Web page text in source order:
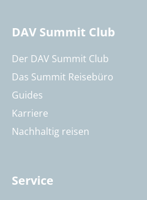
DAV Summit Club
Der DAV Summit Club
Das Summit Reisebüro
Guides
Karriere
Nachhaltig reisen
Service